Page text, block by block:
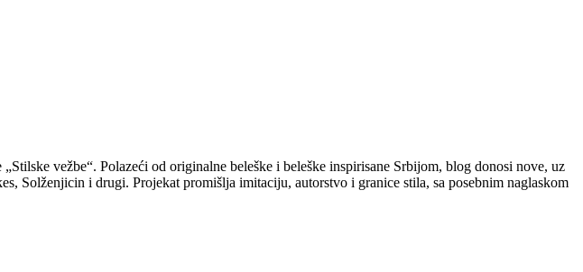
vežbe“. Polazeći od originalne beleške i beleške inspirisane Srbijom, blog donosi nove, uz
Solženjicin i drugi. Projekat promišlja imitaciju, autorstvo i granice stila, sa posebnim naglaskom